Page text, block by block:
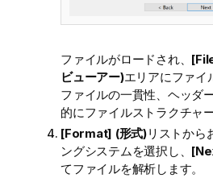
ファイルがロードされ、
ビューアー)エリアにファイ
ファイルの一貫性、ヘッダ
的にファイルストラクチャ
[Format] (形式)リストから
ングシステムを選択し、
てファイルを解析します。